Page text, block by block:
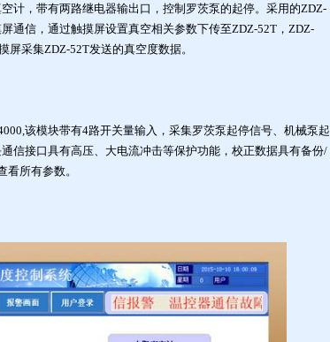
计，带有两路继电器输出口，控制罗茨泵的起停。采用的ZDZ-
通信，通过触摸屏设置真空相关参数下传至ZDZ-52T，ZDZ-
采集ZDZ-52T发送的真空度数据。
该模块带有4路开关量输入，采集罗茨泵起停信号、机械泵起
信接口具有高压、大电流冲击等保护功能，校正数据具有备份/
所有参数。